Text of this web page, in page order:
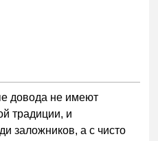
довода не имеют
традиции, и
заложников, а с чисто